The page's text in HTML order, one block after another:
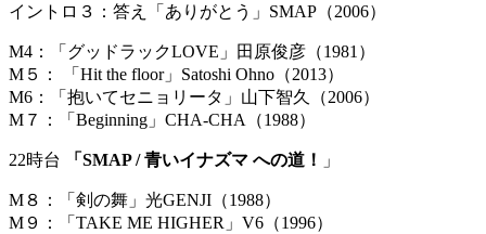
イントロ３：答え「ありがとう」SMAP（2006）
M4：「グッドラックLOVE」田原俊彦（1981）
M５： 「Hit the floor」Satoshi Ohno（2013）
M6：「抱いてセニョリータ」山下智久（2006）
M７：「Beginning」CHA-CHA（1988）
22時台 「SMAP / 青いイナズマ への道！ 」
M８：「剣の舞」光GENJI（1988）
M９：「TAKE ME HIGHER」V6（1996）